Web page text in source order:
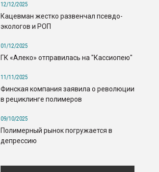
12/12/2025
Кацевман жестко развенчал псевдо-
экологов и РОП
01/12/2025
ГК «Алеко» отправилась на "Кассиопею"
11/11/2025
Финская компания заявила о революции
в рециклинге полимеров
09/10/2025
Полимерный рынок погружается в
депрессию